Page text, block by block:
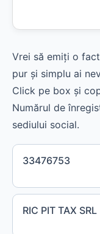
Vrei să emiți o
pur și simplu ai
Click pe box și
Numărul de
sediului social.
33476753
RIC PIT TAX SRL